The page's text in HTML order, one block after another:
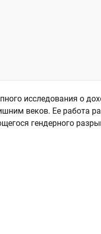
исследования о
веков. Ее работа
гендерного